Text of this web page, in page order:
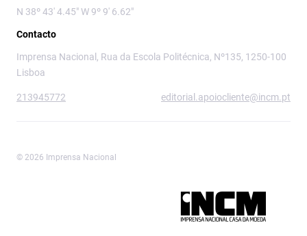
N 38º 43' 4.45" W 9º 9' 6.62"
Contacto
Imprensa Nacional, Rua da Escola Politécnica, Nº135, 1250-100
Lisboa
213945772 editorial.apoiocliente@incm.pt
© 2026 Imprensa Nacional